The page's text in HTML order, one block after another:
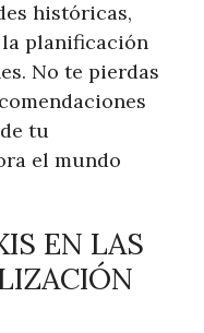
históricas,
planificación
No te pierdas
tu
el mundo
EN LAS